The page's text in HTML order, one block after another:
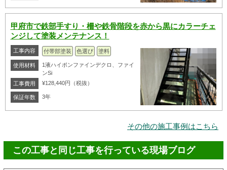
甲府市で鉄部手すり・柵や鉄骨階段を赤から黒にカラーチェ
ンジして塗装メンテナンス！
工事内容 付帯部塗装 色選び 塗料
使用材料
1液ハイポンファインデクロ、ファイ
ンSi
工事費用
¥128,440円（税抜）
保証年数 3年
その他の施工事例はこちら
この工事と同じ工事を行っている現場ブログ